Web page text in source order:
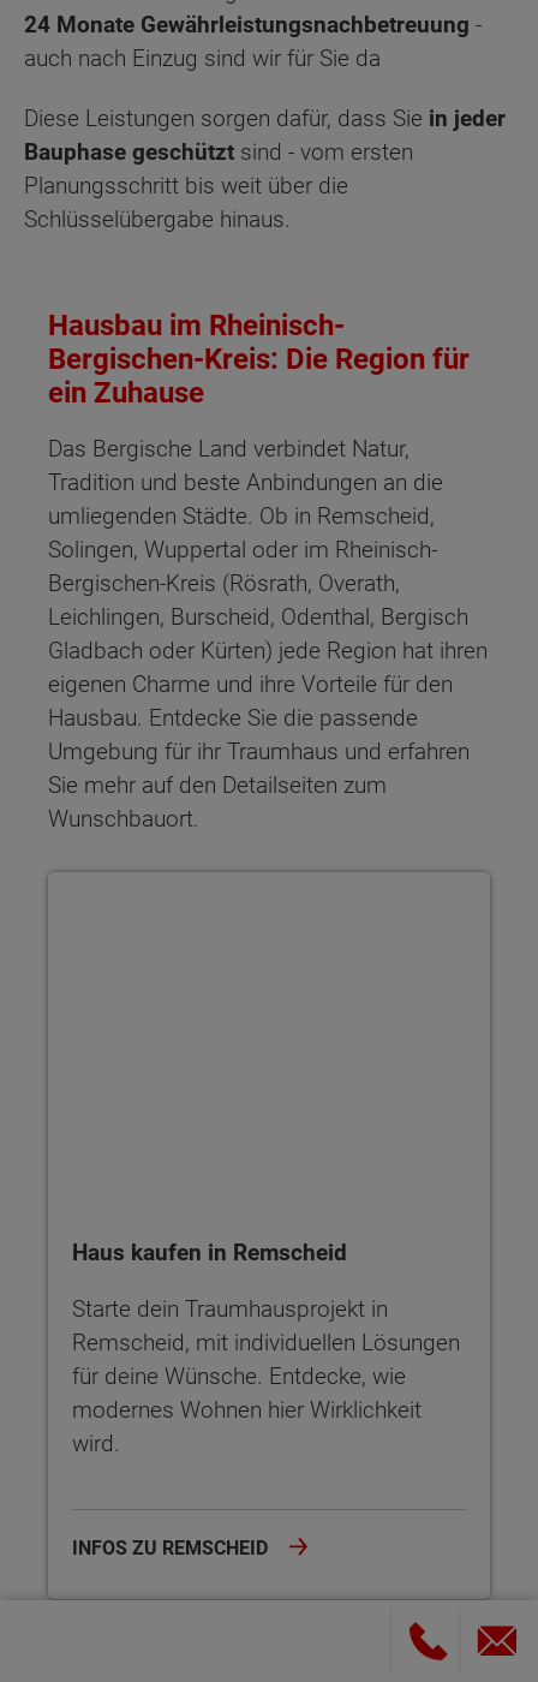
24 Monate Gewährleistungsnachbetreuung -
auch nach Einzug sind wir für Sie da
Diese Leistungen sorgen dafür, dass Sie in jeder
Bauphase geschützt sind - vom ersten
Planungsschritt bis weit über die
Schlüsselübergabe hinaus.
Hausbau im Rheinisch-
Bergischen-Kreis: Die Region für
ein Zuhause
Das Bergische Land verbindet Natur,
Tradition und beste Anbindungen an die
umliegenden Städte. Ob in Remscheid,
Solingen, Wuppertal oder im Rheinisch-
Bergischen-Kreis (Rösrath, Overath,
Leichlingen, Burscheid, Odenthal, Bergisch
Gladbach oder Kürten) jede Region hat ihren
eigenen Charme und ihre Vorteile für den
Hausbau. Entdecke Sie die passende
Umgebung für ihr Traumhaus und erfahren
Sie mehr auf den Detailseiten zum
Wunschbauort.
Haus kaufen in Remscheid
Starte dein Traumhausprojekt in
Remscheid, mit individuellen Lösungen
für deine Wünsche. Entdecke, wie
modernes Wohnen hier Wirklichkeit
wird.
INFOS ZU REMSCHEID